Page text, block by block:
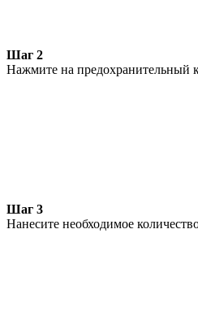
Шаг 2
Нажмите на предохранительный
Шаг 3
Нанесите необходимое